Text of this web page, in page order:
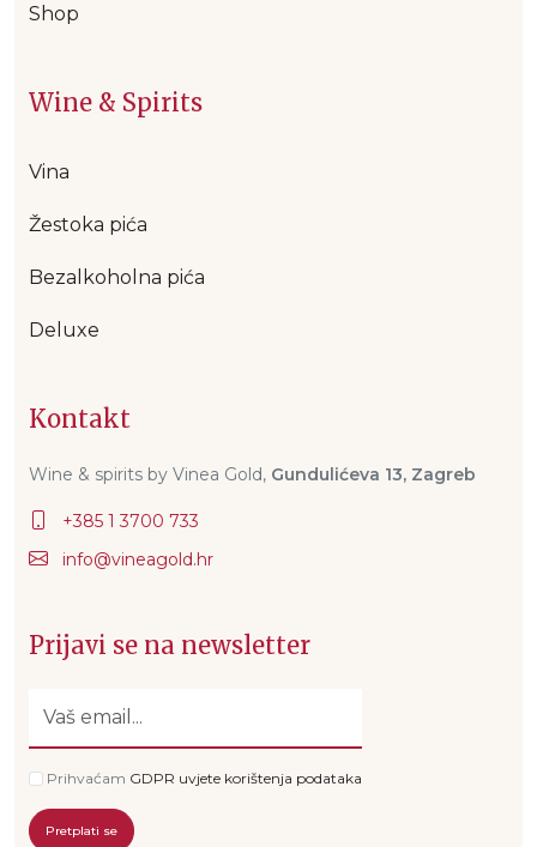
Shop
Wine & Spirits
Vina
Žestoka pića
Bezalkoholna pića
Deluxe
Kontakt
Wine & spirits by Vinea Gold, Gundulićeva 13, Zagreb
+385 1 3700 733
Prijavi se na newsletter
Prihvaćam GDPR uvjete korištenja podataka
Pretplati se